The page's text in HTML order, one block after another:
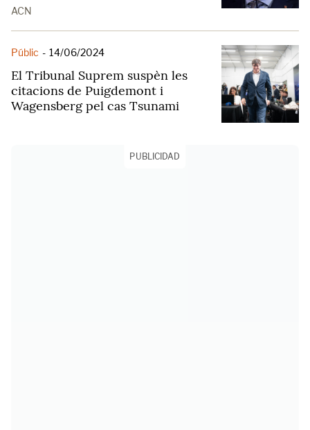
ACN
Públic - 14/06/2024
El Tribunal Suprem suspèn les
citacions de Puigdemont i
Wagensberg pel cas Tsunami
PUBLICIDAD